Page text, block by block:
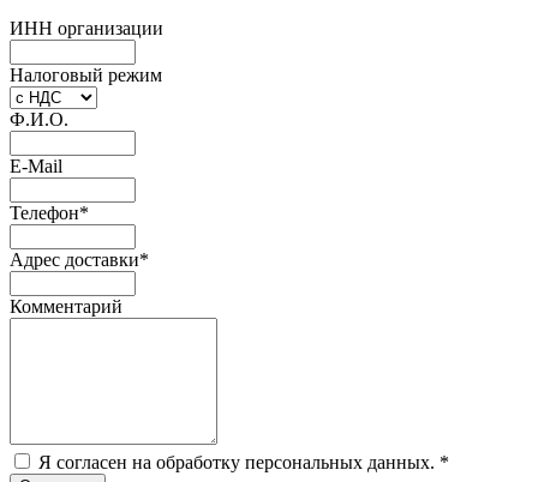
ИНН организации
Налоговый режим
Ф.И.О.
E-Mail
Телефон*
Адрес доставки*
Комментарий
Я согласен на обработку персональных данных. *